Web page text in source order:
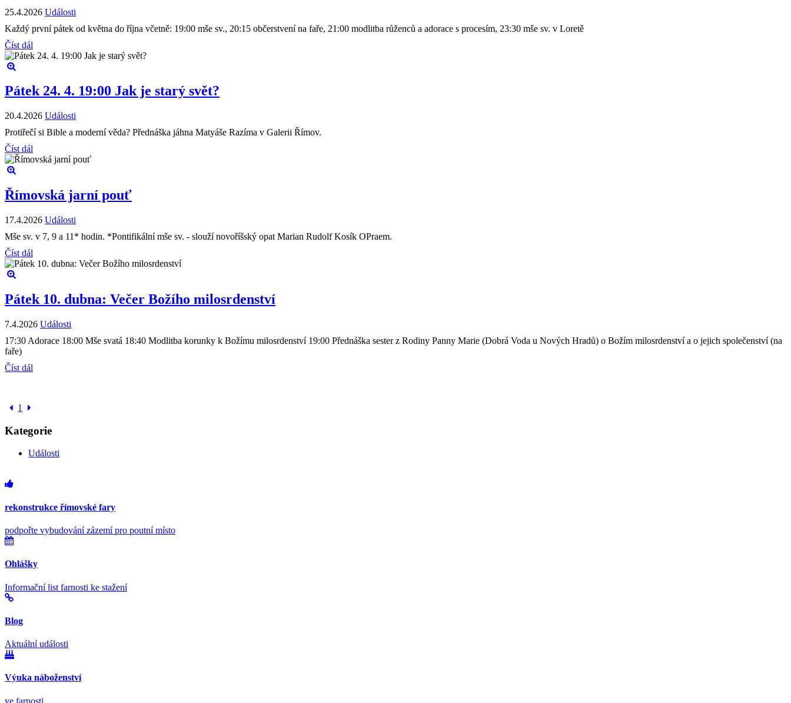
25.4.2026 Události
Každý první pátek od května do října včetně: 19:00 mše sv., 20:15 občerstvení na faře, 21:00 modlitba růženců a adorace s procesím, 23:30 mše sv. v Loretě
Číst dál
Pátek 24. 4. 19:00 Jak je starý svět?
20.4.2026 Události
Protiřečí si Bible a moderní věda? Přednáška jáhna Matyáše Razíma v Galerii Římov.
Číst dál
Římovská jarní pouť
17.4.2026 Události
Mše sv. v 7, 9 a 11* hodin. *Pontifikální mše sv. - slouží novoříšský opat Marian Rudolf Kosík OPraem.
Číst dál
Pátek 10. dubna: Večer Božího milosrdenství
7.4.2026 Události
17:30 Adorace 18:00 Mše svatá 18:40 Modlitba korunky k Božímu milosrdenství 19:00 Přednáška sester z Rodiny Panny Marie (Dobrá Voda u Nových Hradů) o Božím milosrdenství a o jejich společenství (na
faře)
Číst dál
1
Kategorie
Události
rekonstrukce římovské fary
podpořte vybudování zázemí pro poutní místo
Ohlášky
Informační list farnosti ke stažení
Blog
Aktuální události
Výuka náboženství
ve farnosti